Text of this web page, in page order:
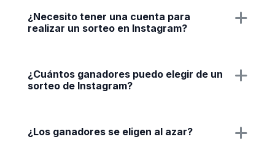
¿Necesito tener una cuenta para
realizar un sorteo en Instagram?
¿Cuántos ganadores puedo elegir de un
sorteo de Instagram?
¿Los ganadores se eligen al azar?